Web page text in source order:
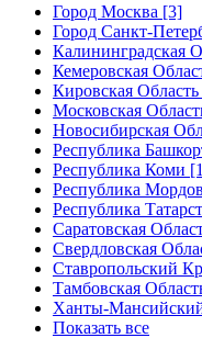
Город Москва [3]
Город Санкт-
Калининградская
Кемеровская
Кировская
Московская
Новосибирская
Республика
Республика Коми
Республика
Республика
Саратовская
Свердловская
Ставропольский
Тамбовская
Ханты-
Показать все